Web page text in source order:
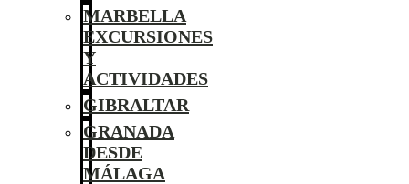
MARBELLA
EXCURSIONES
Y
ACTIVIDADES
GIBRALTAR
GRANADA
DESDE
MÁLAGA